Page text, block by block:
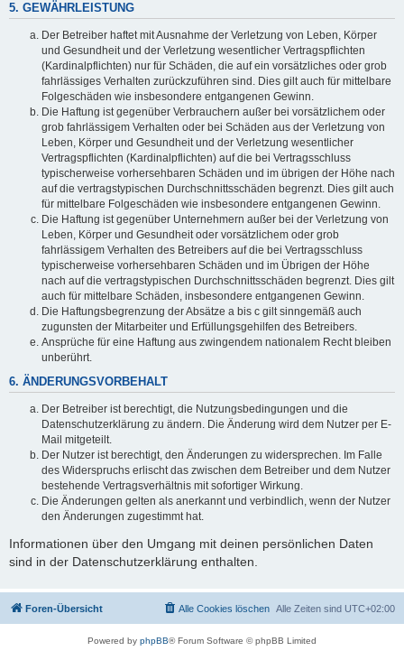
5. GEWÄHRLEISTUNG
Der Betreiber haftet mit Ausnahme der Verletzung von Leben, Körper
und Gesundheit und der Verletzung wesentlicher Vertragspflichten
(Kardinalpflichten) nur für Schäden, die auf ein vorsätzliches oder grob
fahrlässiges Verhalten zurückzuführen sind. Dies gilt auch für mittelbare
Folgeschäden wie insbesondere entgangenen Gewinn.
Die Haftung ist gegenüber Verbrauchern außer bei vorsätzlichem oder
grob fahrlässigem Verhalten oder bei Schäden aus der Verletzung von
Leben, Körper und Gesundheit und der Verletzung wesentlicher
Vertragspflichten (Kardinalpflichten) auf die bei Vertragsschluss
typischerweise vorhersehbaren Schäden und im übrigen der Höhe nach
auf die vertragstypischen Durchschnittsschäden begrenzt. Dies gilt auch
für mittelbare Folgeschäden wie insbesondere entgangenen Gewinn.
Die Haftung ist gegenüber Unternehmern außer bei der Verletzung von
Leben, Körper und Gesundheit oder vorsätzlichem oder grob
fahrlässigem Verhalten des Betreibers auf die bei Vertragsschluss
typischerweise vorhersehbaren Schäden und im Übrigen der Höhe
nach auf die vertragstypischen Durchschnittsschäden begrenzt. Dies gilt
auch für mittelbare Schäden, insbesondere entgangenen Gewinn.
Die Haftungsbegrenzung der Absätze a bis c gilt sinngemäß auch
zugunsten der Mitarbeiter und Erfüllungsgehilfen des Betreibers.
Ansprüche für eine Haftung aus zwingendem nationalem Recht bleiben
unberührt.
6. ÄNDERUNGSVORBEHALT
Der Betreiber ist berechtigt, die Nutzungsbedingungen und die
Datenschutzerklärung zu ändern. Die Änderung wird dem Nutzer per E-
Mail mitgeteilt.
Der Nutzer ist berechtigt, den Änderungen zu widersprechen. Im Falle
des Widerspruchs erlischt das zwischen dem Betreiber und dem Nutzer
bestehende Vertragsverhältnis mit sofortiger Wirkung.
Die Änderungen gelten als anerkannt und verbindlich, wenn der Nutzer
den Änderungen zugestimmt hat.
Informationen über den Umgang mit deinen persönlichen Daten
sind in der Datenschutzerklärung enthalten.
Foren-Übersicht Alle Zeiten sind UTC+02:00
Alle Cookies löschen
Powered by phpBB® Forum Software © phpBB Limited